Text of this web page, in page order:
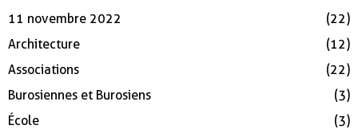
Catégorie Phototheque
11 novembre 2022
(22)
Architecture
(12)
Associations
(22)
Burosiennes et Burosiens
(3)
École
(3)